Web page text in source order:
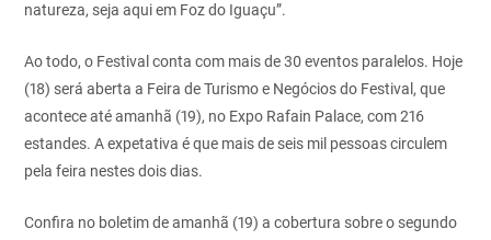
natureza, seja aqui em Foz do Iguaçu”.
Ao todo, o Festival conta com mais de 30 eventos paralelos. Hoje
(18) será aberta a Feira de Turismo e Negócios do Festival, que
acontece até amanhã (19), no Expo Rafain Palace, com 216
estandes. A expetativa é que mais de seis mil pessoas circulem
pela feira nestes dois dias.
Confira no boletim de amanhã (19) a cobertura sobre o segundo